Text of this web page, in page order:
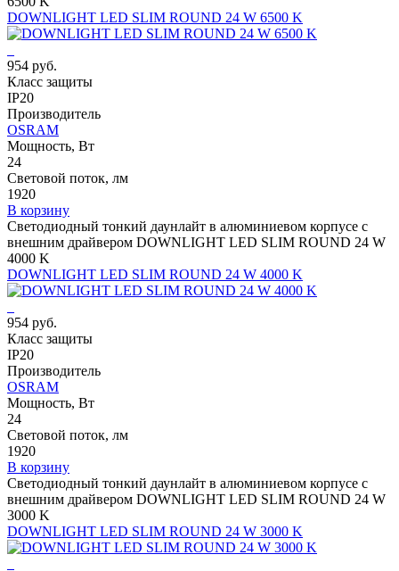
DOWNLIGHT LED SLIM ROUND 24 W 6500 K
954 руб.
Класс защиты
IP20
Производитель
OSRAM
Мощность, Вт
24
Световой поток, лм
1920
В корзину
Светодиодный тонкий даунлайт в алюминиевом корпусе с
внешним драйвером DOWNLIGHT LED SLIM ROUND 24 W
4000 K
DOWNLIGHT LED SLIM ROUND 24 W 4000 K
954 руб.
Класс защиты
IP20
Производитель
OSRAM
Мощность, Вт
24
Световой поток, лм
1920
В корзину
Светодиодный тонкий даунлайт в алюминиевом корпусе с
внешним драйвером DOWNLIGHT LED SLIM ROUND 24 W
3000 K
DOWNLIGHT LED SLIM ROUND 24 W 3000 K